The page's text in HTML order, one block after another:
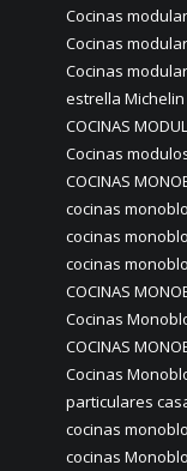
Cocinas
Cocinas
Cocinas
estrella Michelin
COCINAS
Cocinas
COCINAS
cocinas
cocinas
cocinas
COCINAS
Cocinas
COCINAS
Cocinas
particulares
cocinas
cocinas